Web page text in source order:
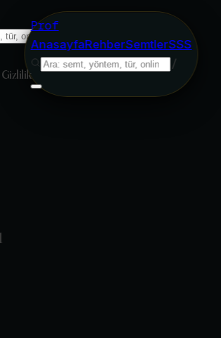
Prof
AnasayfaRehberSemtlerSSS
/
/
Gizlilik